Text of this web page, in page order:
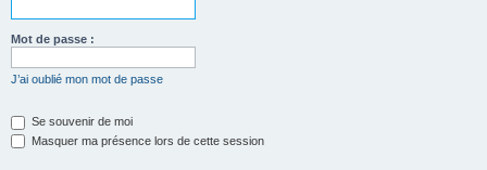
Mot de passe :
J’ai oublié mon mot de passe
Se souvenir de moi
Masquer ma présence lors de cette session